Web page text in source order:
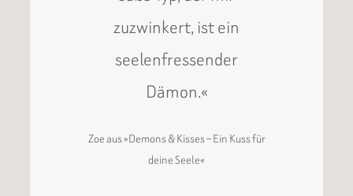
zuzwinkert, ist ein
seelenfressender
Dämon.«
Zoe aus »Demons & Kisses – Ein Kuss für
deine Seele«